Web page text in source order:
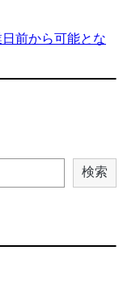
日前から可能とな
検索